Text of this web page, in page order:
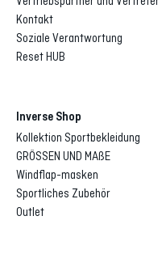
Kontakt
Soziale Verantwortung
Reset HUB
Inverse Shop
Kollektion Sportbekleidung
GRÖSSEN UND MAßE
Windflap-masken
Sportliches Zubehör
Outlet